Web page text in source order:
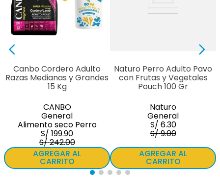
Canbo Cordero Adulto
Razas Medianas y Grandes
15 Kg
CANBO
General
Alimento seco Perro
S/ 199.90
S/242.00
AGREGAR AL
CARRITO
Naturo Perro Adulto Pavo
con Frutas y Vegetales
Pouch 100 Gr
Naturo
General
S/ 6.30
S/9.00
AGREGAR AL
CARRITO